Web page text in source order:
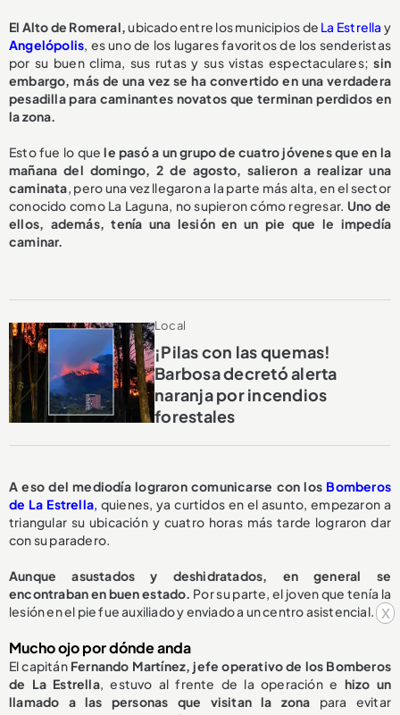
x
El Alto de Romeral,ubicado entre los municipios de La Estrella y
Angelópolis, es uno de los lugares favoritos de los senderistas
por su buen clima, sus rutas y sus vistas espectaculares;sin
embargo, más de una vez se ha convertido en una verdadera
pesadilla para caminantes novatos que terminan perdidos en
la zona.
Esto fue lo quele pasó a un grupo de cuatro jóvenes que en la
mañana del domingo, 2 de agosto, salieron a realizar una
caminata, pero una vez llegaron a la parte más alta, en el sector
conocido como La Laguna, no supieron cómo regresar. Uno de
ellos, además, tenía una lesión en un pie que le impedía
caminar.
Local
¡Pilas con las quemas!
Barbosa decretó alerta
naranja por incendios
forestales
A eso del mediodía lograron comunicarse con los Bomberos
de La Estrella, quienes, ya curtidos en el asunto, empezaron a
triangular su ubicación y cuatro horas más tarde lograron dar
con su paradero.
Aunque asustados y deshidratados, en general se
encontraban en buen estado. Por su parte, el joven que tenía la
lesión en el pie fue auxiliado y enviado a un centro asistencial.
Mucho ojo por dónde anda
El capitánFernando Martínez, jefe operativo de los Bomberos
de La Estrella, estuvo al frente de la operación e hizo un
llamado a las personas que visitan la zona para evitar